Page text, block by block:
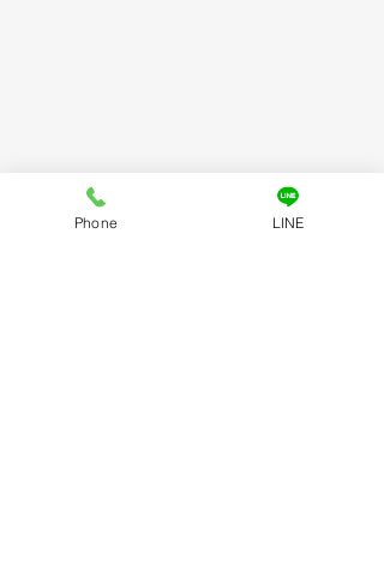
Phone LINE